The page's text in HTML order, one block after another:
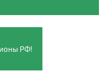
РФ!